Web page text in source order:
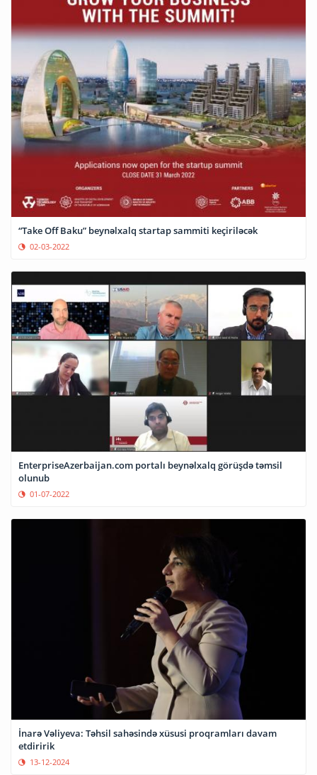
“Take Off Baku” beynəlxalq startap sammiti keçiriləcək
02-03-2022
EnterpriseAzerbaijan.com portalı beynəlxalq görüşdə təmsil
olunub
01-07-2022
İnarə Vəliyeva: Təhsil sahəsində xüsusi proqramları davam
etdiririk
13-12-2024